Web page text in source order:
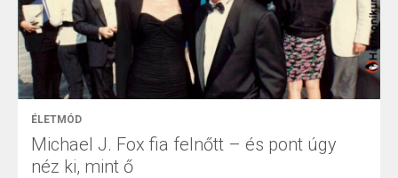
ÉLETMÓD
Michael J. Fox fia felnőtt – és pont úgy
néz ki, mint ő